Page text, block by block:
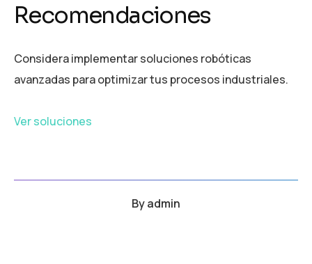
Recomendaciones
Considera implementar soluciones robóticas
avanzadas para optimizar tus procesos industriales.
Ver soluciones
Byadmin